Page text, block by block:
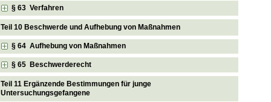
§ 63 Verfahren
Teil 10 Beschwerde und Aufhebung von Maßnahmen
§ 64 Aufhebung von Maßnahmen
§ 65 Beschwerderecht
Teil 11 Ergänzende Bestimmungen für junge
Untersuchungsgefangene